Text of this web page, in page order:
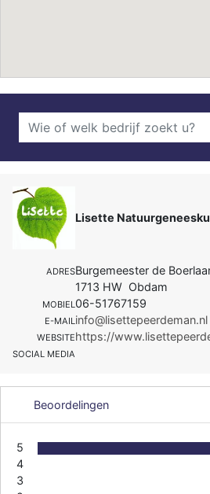
Lisette
ADRESBurgemeester de
1713 HW Obdam
MOBIEL 06-51767159
E-MAIL info@lisettepeerdeman.nl
WEBSITEhttps://
SOCIAL MEDIA
Beoordelingen
5
4
3